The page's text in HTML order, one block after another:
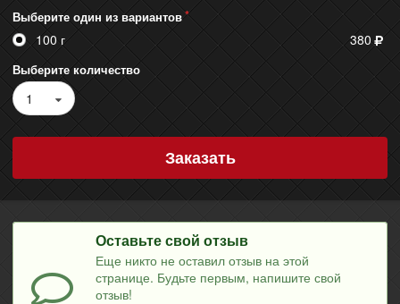
Выберите один из вариантов
100 г 380
Выберите количество
1
Заказать
Оставьте свой отзыв
Еще никто не оставил отзыв на этой
странице. Будьте первым, напишите свой
отзыв!